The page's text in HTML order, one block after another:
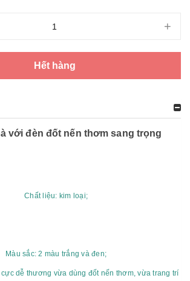
+
Hết hàng
với đèn đốt nến thơm sang trọng
Chất liệu: kim loại;
Màu sắc: 2 màu trắng và đen;
dễ thương vừa dùng đốt nến thơm, vừa trang trí